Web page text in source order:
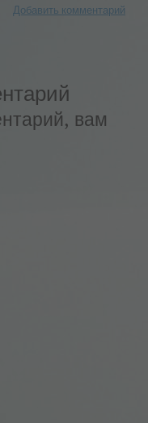
Добавить комментарий
вам